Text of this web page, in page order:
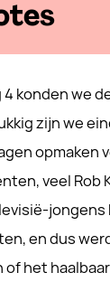
4 konden we
zijn we
opmaken
veel Rob
en dus
het